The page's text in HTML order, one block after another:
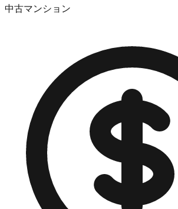
中古マンション